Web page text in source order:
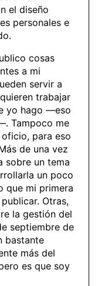
el diseño
personales e
cosas
a mi
servir a
trabajar
yo hago —eso
Tampoco me
para eso
de una vez
sobre un tema
un poco
que mi primera
Otras,
la gestión del
septiembre de
bastante
más del
es que soy